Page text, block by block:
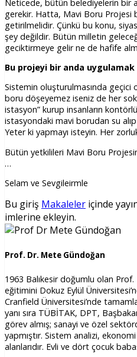
Neticede, bütün belediyelerin bir
gerekir. Hatta, Mavi Boru Projesi
getirilmelidir. Çünkü bu konu,
şey değildir. Bütün milletin
geciktirmeye gelir ne de hafife
Bu projeyi bir anda
Sistemin oluşturulmasında geçici
boru döşeyemez iseniz de her
istasyon” kurup insanların
istasyondaki mavi borudan su alıp
Yeter ki yapmayı isteyin. Her
Bütün yetkilileri Mavi Boru
…
Selam ve Sevgileirmle
Bu giriş Makaleler içinde
imlerine ekleyin.
Prof. Dr. Mete Gündoğan
1963 Balıkesir doğumlu olan
eğitimini Dokuz Eylül
Cranfield Üniversitesi’nde
yanı sıra TÜBİTAK, DPT,
görev almış; sanayi ve özel
yapmıştır. Sistem analizi,
alanlarıdır. Evli ve dört çocuk